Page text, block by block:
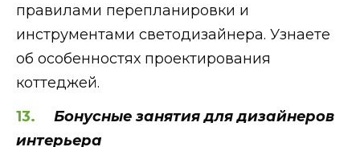
правилами перепланировки и
инструментами светодизайнера. Узнаете
об особенностях проектирования
коттеджей.
Бонусные занятия для дизайнеров
интерьера